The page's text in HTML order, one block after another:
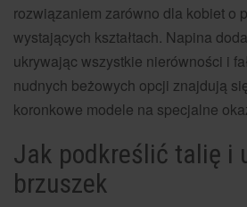
rozwiązaniem zarówno dla kobiet o
wystających kształtach. Napina
ukrywając wszystkie nierówności i
nudnych beżowych opcji znajdują
koronkowe modele na specjalne
Jak podkreślić talię i
brzuszek